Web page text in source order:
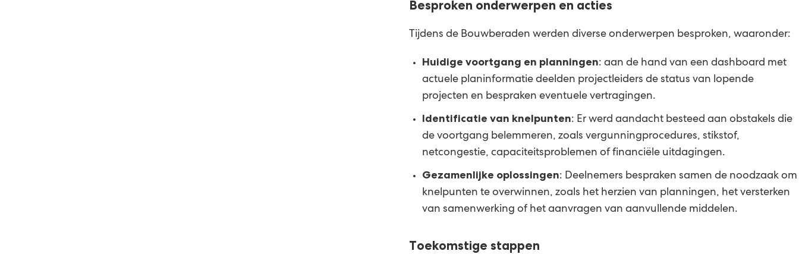
Besproken onderwerpen en acties
Tijdens de Bouwberaden werden diverse onderwerpen besproken, waaronder:
Huidige voortgang en planningen: aan de hand van een dashboard met
actuele planinformatie deelden projectleiders de status van lopende
projecten en bespraken eventuele vertragingen.
Identificatie van knelpunten: Er werd aandacht besteed aan obstakels die
de voortgang belemmeren, zoals vergunningprocedures, stikstof,
netcongestie, capaciteitsproblemen of financiële uitdagingen.
Gezamenlijke oplossingen: Deelnemers bespraken samen de noodzaak om
knelpunten te overwinnen, zoals het herzien van planningen, het versterken
van samenwerking of het aanvragen van aanvullende middelen.
Toekomstige stappen